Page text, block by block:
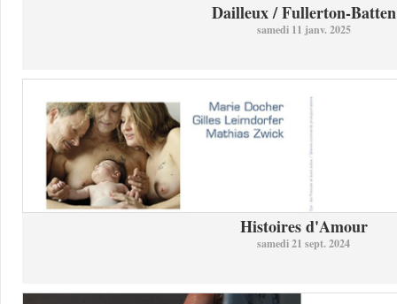
Dailleux / Fullerton-Batten
samedi 11 janv. 2025
Histoires d'Amour
samedi 21 sept. 2024